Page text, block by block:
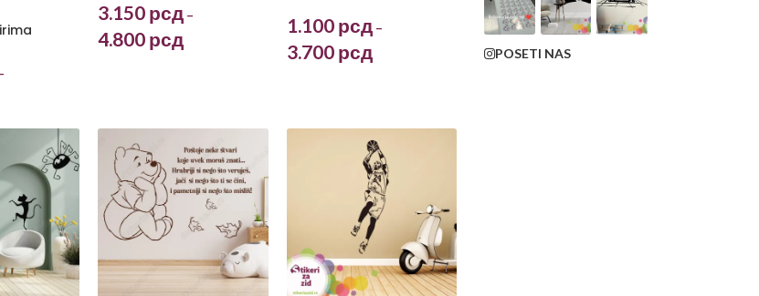
3.150 рсд –
4.800 рсд
1.100 рсд –
3.700 рсд POSETI NAS